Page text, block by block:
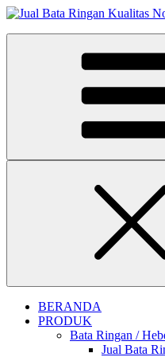
Skip
Jual Bata Ringan Kualitas No. 1
Harga Terbaik 2026
Close
BERANDA
PRODUK
Bata Ringan /
Jual Bata